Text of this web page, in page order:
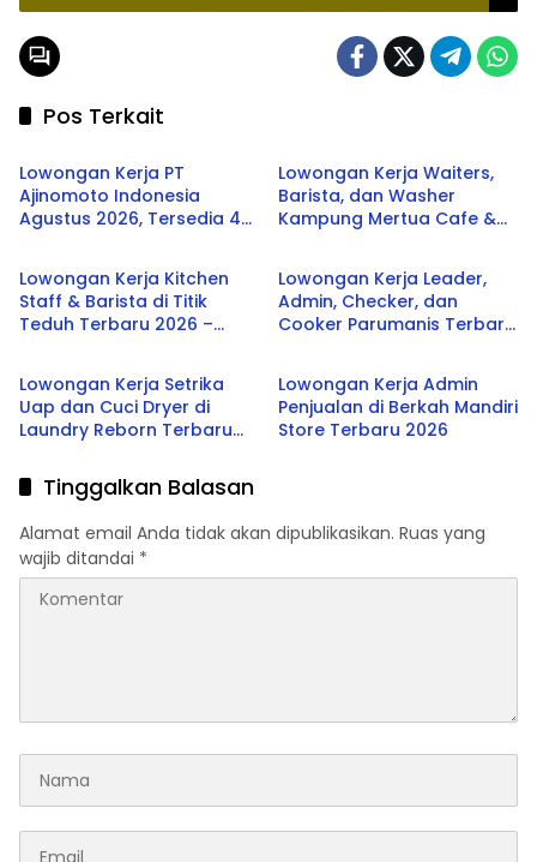
Pos Terkait
SMA/SMK
Lowongan Kerja PT
Ajinomoto Indonesia
Agustus 2026, Tersedia 4
Lowongan Kerja Waiters,
Barista, dan Washer
Kampung Mertua Cafe &
SMA/SMK
Lowongan Kerja Kitchen
Staff & Barista di Titik
Teduh Terbaru 2026 –
SMA/SMK
Lowongan Kerja Leader,
Admin, Checker, dan
Cooker Parumanis Terbaru
SMA/SMK
Lowongan Kerja Setrika
Uap dan Cuci Dryer di
Laundry Reborn Terbaru
SMA/SMK
Lowongan Kerja Admin
Penjualan di Berkah Mandiri
Store Terbaru 2026
Tinggalkan Balasan
Alamat email Anda tidak akan dipublikasikan. Ruas yang
wajib ditandai *